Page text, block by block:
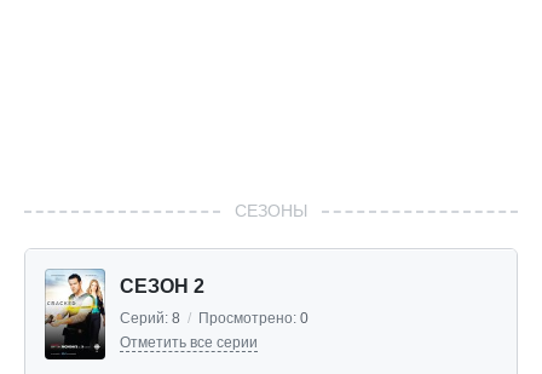
СЕЗОНЫ
СЕЗОН 2
Серий: 8 / Просмотрено: 0
Отметить все серии